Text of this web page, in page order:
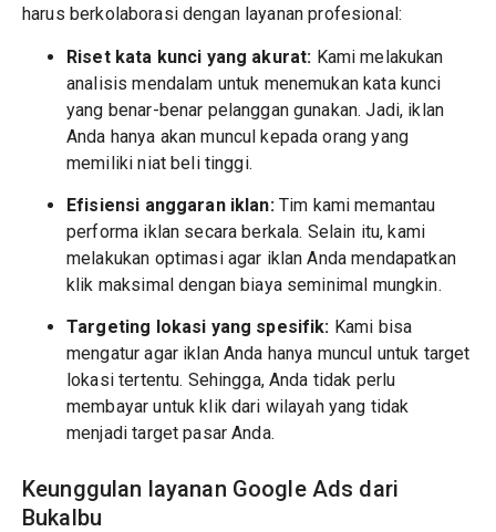
harus berkolaborasi dengan layanan profesional:
Riset kata kunci yang akurat: Kami melakukan
analisis mendalam untuk menemukan kata kunci
yang benar-benar pelanggan gunakan. Jadi, iklan
Anda hanya akan muncul kepada orang yang
memiliki niat beli tinggi.
Efisiensi anggaran iklan:Tim kami memantau
performa iklan secara berkala. Selain itu, kami
melakukan optimasi agar iklan Anda mendapatkan
klik maksimal dengan biaya seminimal mungkin.
Targeting lokasi yang spesifik: Kami bisa
mengatur agar iklan Anda hanya muncul untuk target
lokasi tertentu. Sehingga, Anda tidak perlu
membayar untuk klik dari wilayah yang tidak
menjadi target pasar Anda.
Keunggulan layanan Google Ads dari
Bukalbu